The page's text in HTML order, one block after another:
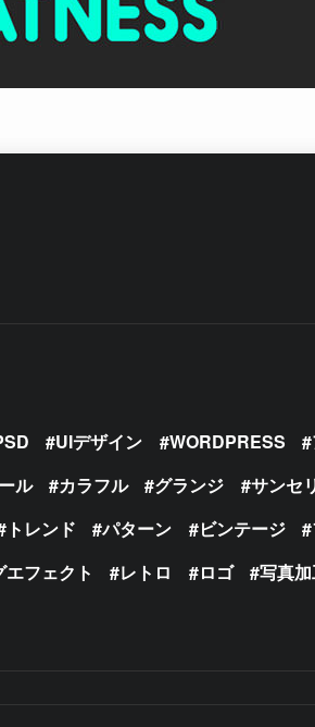
UIデザイン WORDPRESS
ル カラフル グランジ サンセ
トレンド パターン ビンテージ
フェクト レトロ ロゴ 写真